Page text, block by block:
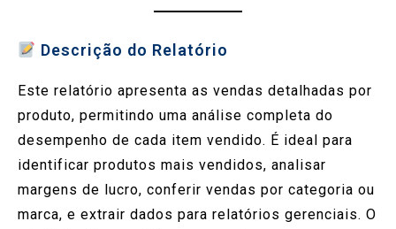
Descrição do Relatório
Este relatório apresenta as vendas detalhadas por
produto, permitindo uma análise completa do
desempenho de cada item vendido. É ideal para
identificar produtos mais vendidos, analisar
margens de lucro, conferir vendas por categoria ou
marca, e extrair dados para relatórios gerenciais. O